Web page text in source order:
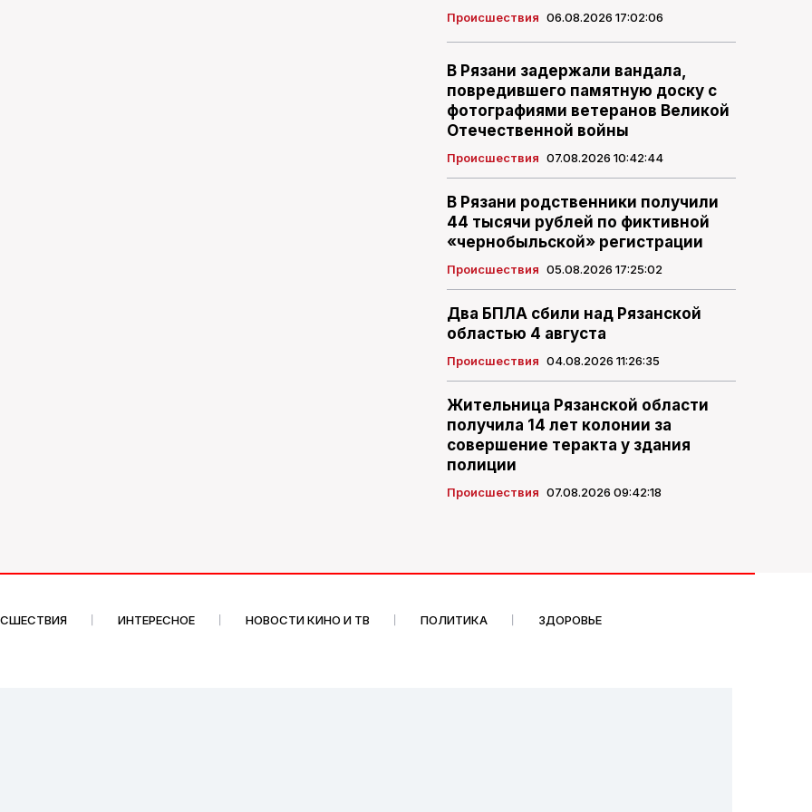
Происшествия 06.08.2026 17:02:06
В Рязани задержали вандала,
повредившего памятную доску с
фотографиями ветеранов Великой
Отечественной войны
Происшествия 07.08.2026 10:42:44
В Рязани родственники получили
44 тысячи рублей по фиктивной
«чернобыльской» регистрации
Происшествия 05.08.2026 17:25:02
Два БПЛА сбили над Рязанской
областью 4 августа
Происшествия 04.08.2026 11:26:35
Жительница Рязанской области
получила 14 лет колонии за
совершение теракта у здания
полиции
Происшествия 07.08.2026 09:42:18
ИНТЕРЕСНОЕ НОВОСТИ КИНО И ТВ ПОЛИТИКА ЗДОРОВЬЕ